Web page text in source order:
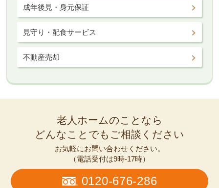
成年後見・身元保証
見守り・配食サービス
不動産売却
老人ホームのことなら
どんなことでもご相談ください
お気軽にお問い合わせください。
（電話受付は9時-17時）
0120-676-286